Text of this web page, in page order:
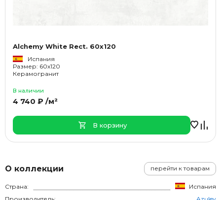
О коллекции перейти к товарам
Страна:
Испания
Alchemy White Rect. 60x120
Испания
Размер: 60x120
Керамогранит
В наличии
4 740 ₽ /м²
В корзину